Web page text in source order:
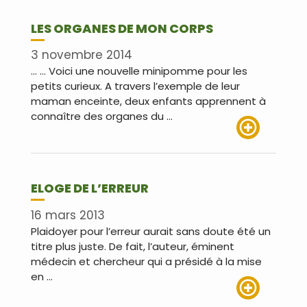
LES ORGANES DE MON CORPS
3 novembre 2014
… … Voici une nouvelle minipomme pour les
petits curieux. A travers l’exemple de leur
maman enceinte, deux enfants apprennent à
connaître des organes du …
ELOGE DE L’ERREUR
16 mars 2013
Plaidoyer pour l’erreur aurait sans doute été un
titre plus juste. De fait, l’auteur, éminent
médecin et chercheur qui a présidé à la mise
en …